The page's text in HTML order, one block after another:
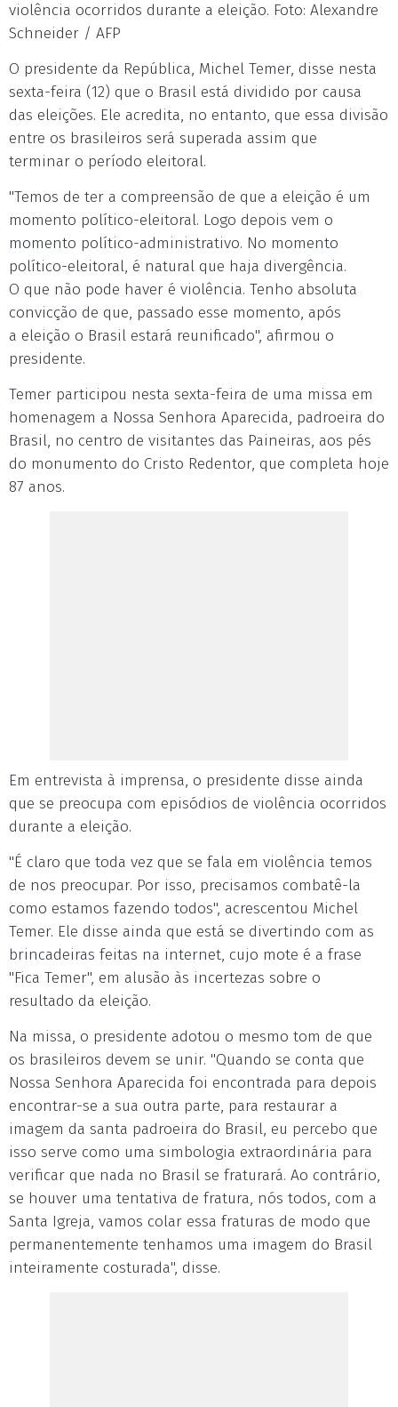
violência ocorridos durante a eleição. Foto: Alexandre
Schneider / AFP
O presidente da República, Michel Temer, disse nesta
sexta-feira (12) que o Brasil está dividido por causa
das eleições. Ele acredita, no entanto, que essa divisão
entre os brasileiros será superada assim que
terminar o período eleitoral.
"Temos de ter a compreensão de que a eleição é um
momento político-eleitoral. Logo depois vem o
momento político-administrativo. No momento
político-eleitoral, é natural que haja divergência.
O que não pode haver é violência. Tenho absoluta
convicção de que, passado esse momento, após
a eleição o Brasil estará reunificado", afirmou o
presidente.
Temer participou nesta sexta-feira de uma missa em
homenagem a Nossa Senhora Aparecida, padroeira do
Brasil, no centro de visitantes das Paineiras, aos pés
do monumento do Cristo Redentor, que completa hoje
87 anos.
Em entrevista à imprensa, o presidente disse ainda
que se preocupa com episódios de violência ocorridos
durante a eleição.
"É claro que toda vez que se fala em violência temos
de nos preocupar. Por isso, precisamos combatê-la
como estamos fazendo todos", acrescentou Michel
Temer. Ele disse ainda que está se divertindo com as
brincadeiras feitas na internet, cujo mote é a frase
"Fica Temer", em alusão às incertezas sobre o
resultado da eleição.
Na missa, o presidente adotou o mesmo tom de que
os brasileiros devem se unir. "Quando se conta que
Nossa Senhora Aparecida foi encontrada para depois
encontrar-se a sua outra parte, para restaurar a
imagem da santa padroeira do Brasil, eu percebo que
isso serve como uma simbologia extraordinária para
verificar que nada no Brasil se fraturará. Ao contrário,
se houver uma tentativa de fratura, nós todos, com a
Santa Igreja, vamos colar essa fraturas de modo que
permanentemente tenhamos uma imagem do Brasil
inteiramente costurada", disse.